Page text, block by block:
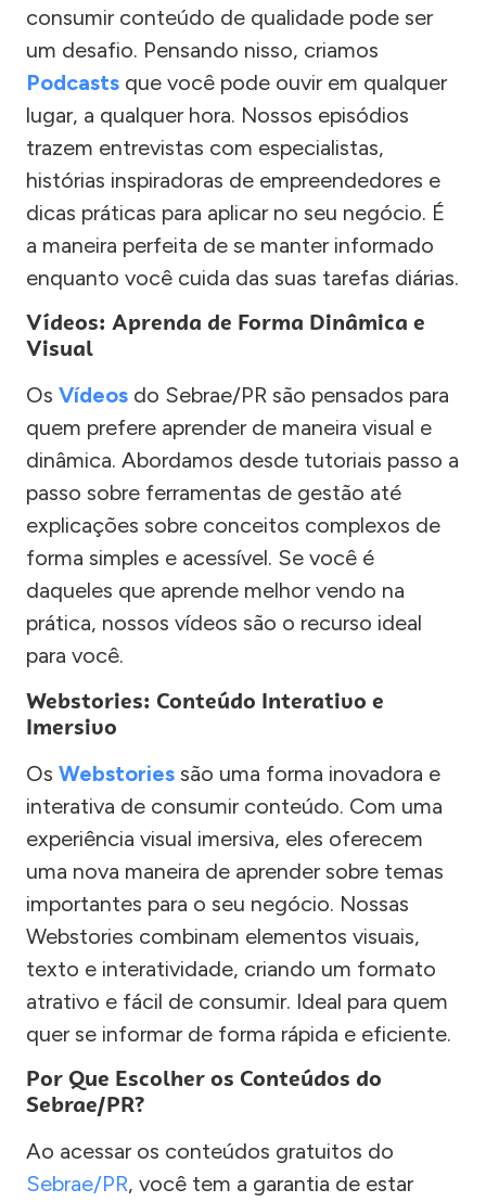
consumir conteúdo de qualidade pode ser
um desafio. Pensando nisso, criamos
Podcasts que você pode ouvir em qualquer
lugar, a qualquer hora. Nossos episódios
trazem entrevistas com especialistas,
histórias inspiradoras de empreendedores e
dicas práticas para aplicar no seu negócio. É
a maneira perfeita de se manter informado
enquanto você cuida das suas tarefas diárias.
Vídeos: Aprenda de Forma Dinâmica e
Visual
Os Vídeos do Sebrae/PR são pensados para
quem prefere aprender de maneira visual e
dinâmica. Abordamos desde tutoriais passo a
passo sobre ferramentas de gestão até
explicações sobre conceitos complexos de
forma simples e acessível. Se você é
daqueles que aprende melhor vendo na
prática, nossos vídeos são o recurso ideal
para você.
Webstories: Conteúdo Interativo e
Imersivo
Os Webstories são uma forma inovadora e
interativa de consumir conteúdo. Com uma
experiência visual imersiva, eles oferecem
uma nova maneira de aprender sobre temas
importantes para o seu negócio. Nossas
Webstories combinam elementos visuais,
texto e interatividade, criando um formato
atrativo e fácil de consumir. Ideal para quem
quer se informar de forma rápida e eficiente.
Por Que Escolher os Conteúdos do
Sebrae/PR?
Ao acessar os conteúdos gratuitos do
Sebrae/PR, você tem a garantia de estar